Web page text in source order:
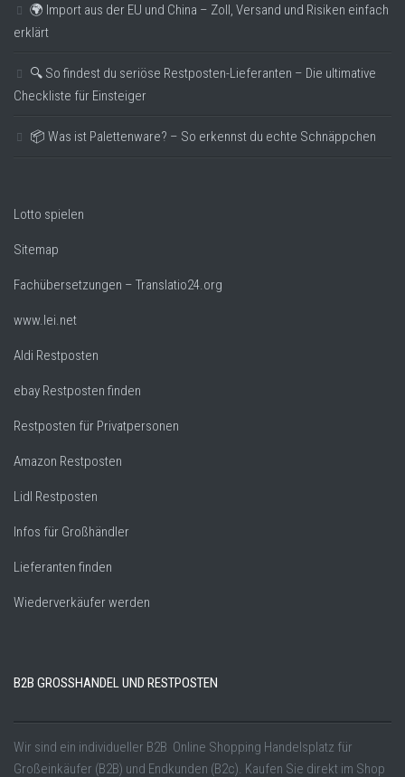
🌍 Import aus der EU und China – Zoll, Versand und Risiken einfach
erklärt
🔍 So findest du seriöse Restposten-Lieferanten – Die ultimative
Checkliste für Einsteiger
📦 Was ist Palettenware? – So erkennst du echte Schnäppchen
Lotto spielen
Sitemap
Fachübersetzungen – Translatio24.org
www.lei.net
Aldi Restposten
ebay Restposten finden
Restposten für Privatpersonen
Amazon Restposten
Lidl Restposten
Infos für Großhändler
Lieferanten finden
Wiederverkäufer werden
B2B GROSSHANDEL UND RESTPOSTEN
Wir sind ein individueller B2B Online Shopping Handelsplatz für
Großeinkäufer (B2B) und Endkunden (B2c). Kaufen Sie direkt im Shop